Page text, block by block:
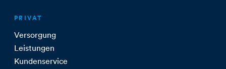
PRIVAT
Versorgung
Leistungen
Kundenservice